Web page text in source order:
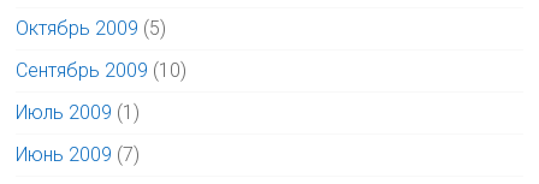
Октябрь 2009 (5)
Сентябрь 2009 (10)
Июль 2009 (1)
Июнь 2009 (7)